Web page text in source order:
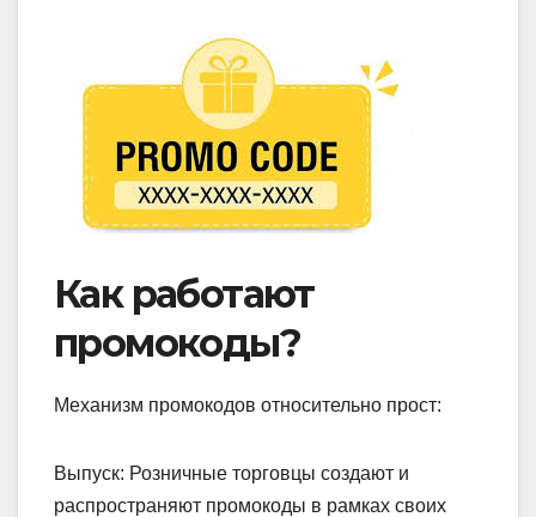
Как работают
промокоды?
Механизм промокодов относительно прост:
Выпуск: Розничные торговцы создают и
распространяют промокоды в рамках своих